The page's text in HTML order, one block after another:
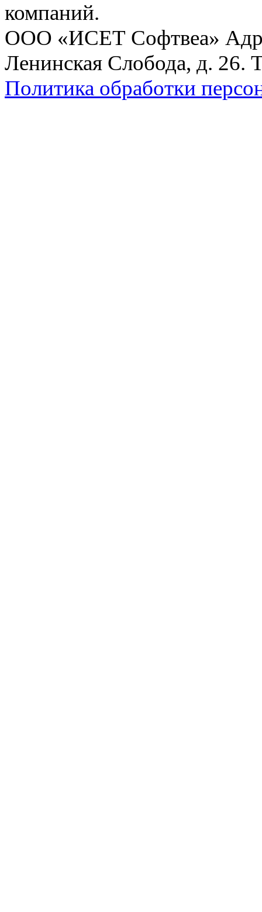
компаний.
ООО «ИСЕТ Софтвеа»
Ленинская Слобода, д. 26.
Политика обработки